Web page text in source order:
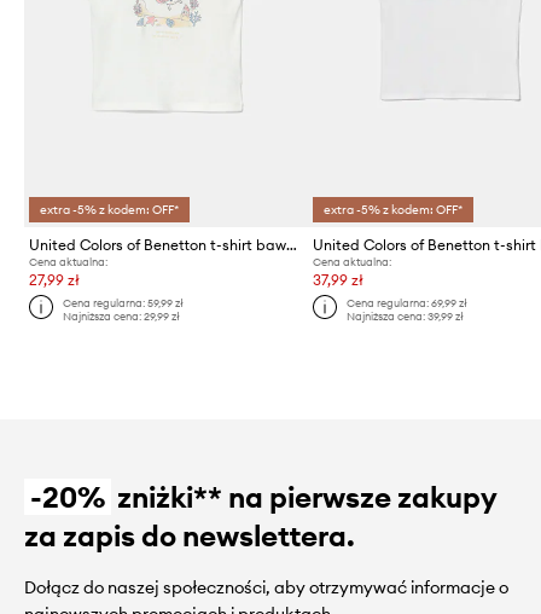
extra -5% z kodem: OFF*
United Colors of Benetton t-shirt bawełniany niemowlęcy
Cena aktualna:
27,99 zł
Cena regularna:59,99 zł
Najniższa cena:29,99 zł
extra -5% z kodem: OFF*
Cena aktualna:
37,99 zł
Cena regularna: 69,99 zł
Najniższa cena: 39,99 zł
-20% zniżki** na pierwsze zakupy
za zapis do newslettera.
Dołącz do naszej społeczności, aby otrzymywać informacje o